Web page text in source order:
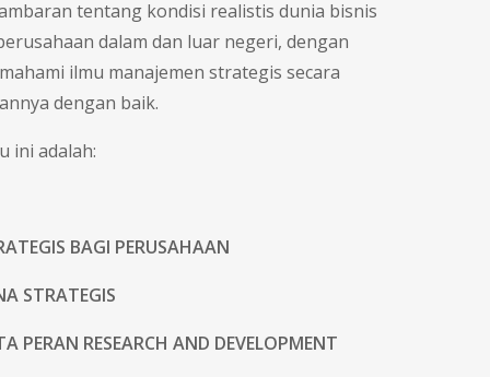
tentang kondisi realistis dunia bisnis
dalam dan luar negeri, dengan
ilmu manajemen strategis secara
dengan baik.
ini adalah:
BAGI PERUSAHAAN
STRATEGIS
RESEARCH AND DEVELOPMENT